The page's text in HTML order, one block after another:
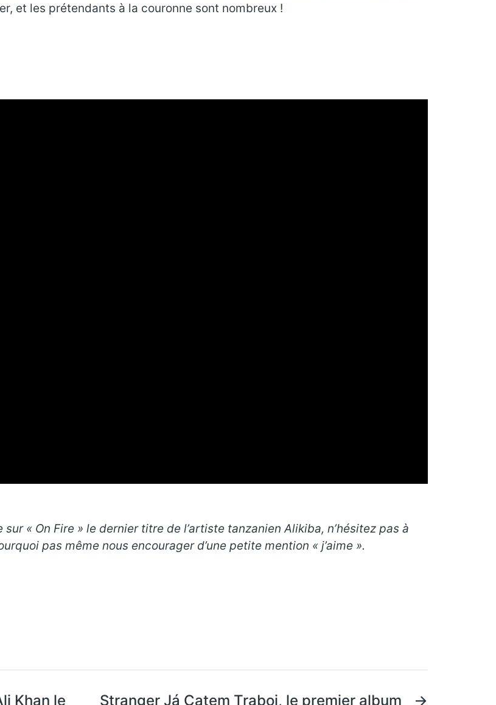
et les prétendants à la couronne sont nombreux !
« On Fire » le dernier titre de l’artiste tanzanien Alikiba, n’hésitez pas à
pas même nous encourager d’une petite mention « j’aime ».
Khan le →
Stranger Já Catem Traboi, le premier album